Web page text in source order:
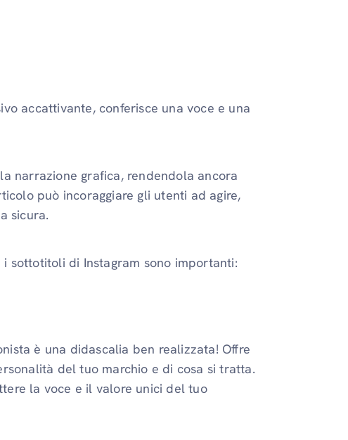
accattivante, conferisce una voce e una
narrazione grafica, rendendola ancora
può incoraggiare gli utenti ad agire,
sicura.
sottotitoli di Instagram sono importanti:
è una didascalia ben realizzata! Offre
del tuo marchio e di cosa si tratta.
la voce e il valore unici del tuo